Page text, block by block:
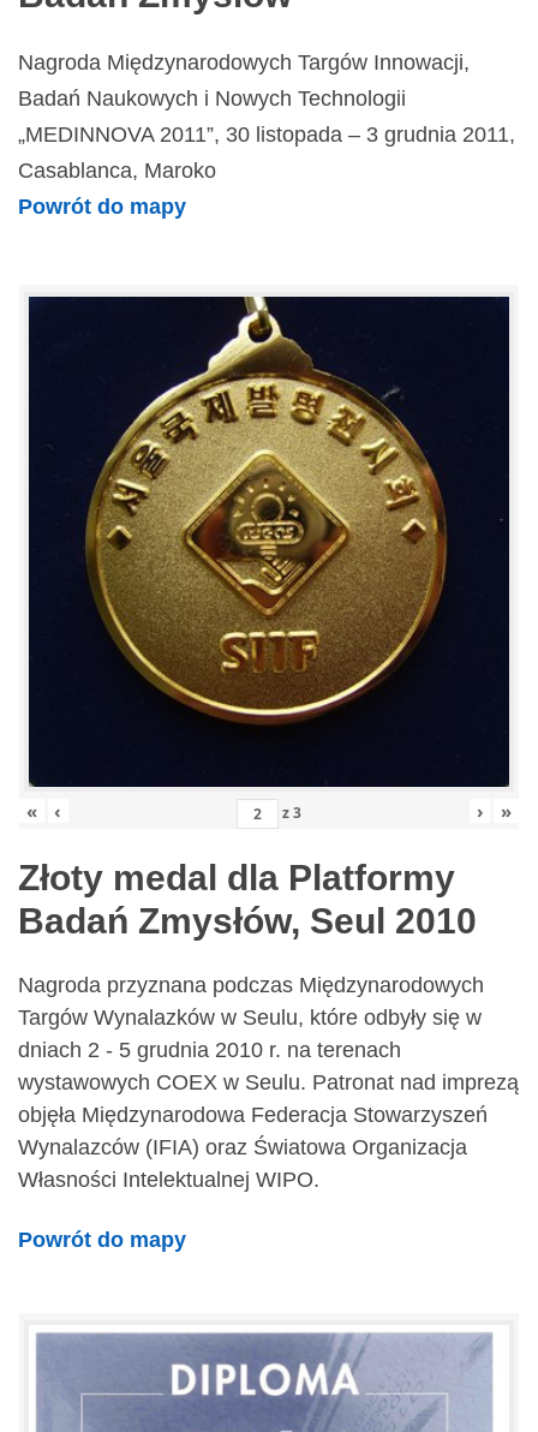
Nagroda Międzynarodowych Targów Innowacji,
Badań Naukowych i Nowych Technologii
„MEDINNOVA 2011”, 30 listopada – 3 grudnia 2011,
Casablanca, Maroko
Powrót do mapy
« ‹ z3 › »
Złoty medal dla Platformy
Badań Zmysłów, Seul 2010
Nagroda przyznana podczas Międzynarodowych
Targów Wynalazków w Seulu, które odbyły się w
dniach 2 - 5 grudnia 2010 r. na terenach
wystawowych COEX w Seulu. Patronat nad imprezą
objęła Międzynarodowa Federacja Stowarzyszeń
Wynalazców (IFIA) oraz Światowa Organizacja
Własności Intelektualnej WIPO.
Powrót do mapy